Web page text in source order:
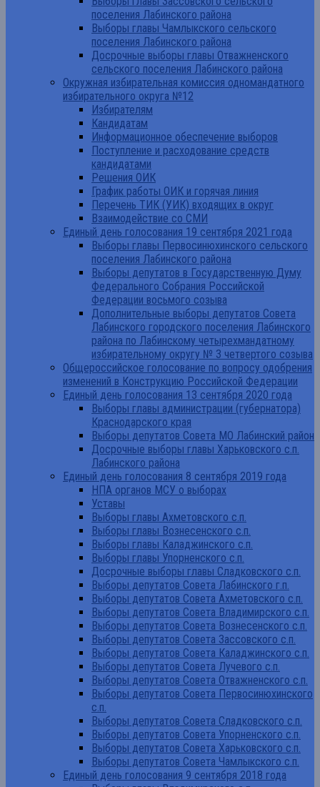
поселения Лабинского района
Выборы главы Чамлыкского сельского
поселения Лабинского района
Досрочные выборы главы Отважненского
сельского поселения Лабинского района
Окружная избирательная комиссия одномандатного
избирательного округа №12
Избирателям
Кандидатам
Информационное обеспечение выборов
Поступление и расходование средств
кандидатами
Решения ОИК
График работы ОИК и горячая линия
Перечень ТИК (УИК) входящих в округ
Взаимодействие со СМИ
Единый день голосования 19 сентября 2021 года
Выборы главы Первосинюхинского сельского
поселения Лабинского района
Выборы депутатов в Государственную Думу
Федерального Собрания Российской
Федерации восьмого созыва
Дополнительные выборы депутатов Совета
Лабинского городского поселения Лабинского
района по Лабинскому четырехмандатному
избирательному округу № 3 четвертого созыва
Общероссийское голосование по вопросу одобрения
изменений в Конструкцию Российской Федерации
Единый день голосования 13 сентября 2020 года
Выборы главы администрации (губернатора)
Краснодарского края
Выборы депутатов Совета МО Лабинский район
Досрочные выборы главы Харьковского с.п.
Лабинского района
Единый день голосования 8 сентября 2019 года
НПА органов МСУ о выборах
Уставы
Выборы главы Ахметовского с.п.
Выборы главы Вознесенского с.п.
Выборы главы Каладжинского с.п.
Выборы главы Упорненского с.п.
Досрочные выборы главы Сладковского с.п.
Выборы депутатов Совета Лабинского г.п.
Выборы депутатов Совета Ахметовского с.п.
Выборы депутатов Совета Владимирского с.п.
Выборы депутатов Совета Вознесенского с.п.
Выборы депутатов Совета Зассовского с.п.
Выборы депутатов Совета Каладжинского с.п.
Выборы депутатов Совета Лучевого с.п.
Выборы депутатов Совета Отважненского с.п.
Выборы депутатов Совета Первосинюхинского
с.п.
Выборы депутатов Совета Сладковского с.п.
Выборы депутатов Совета Упорненского с.п.
Выборы депутатов Совета Харьковского с.п.
Выборы депутатов Совета Чамлыкского с.п.
Единый день голосования 9 сентября 2018 года